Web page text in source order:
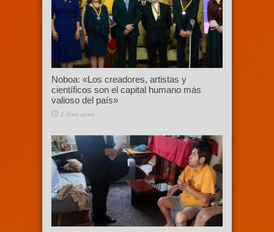
Noboa: «Los creadores, artistas y
científicos son el capital humano más
valioso del país»
2 días atras